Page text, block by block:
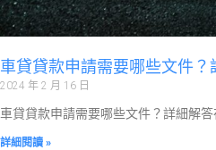
車貸貸款申請需要哪些文件？
2024 年 2 月 16 日
車貸貸款申請需要哪些文件？詳細解
詳細閱讀 »